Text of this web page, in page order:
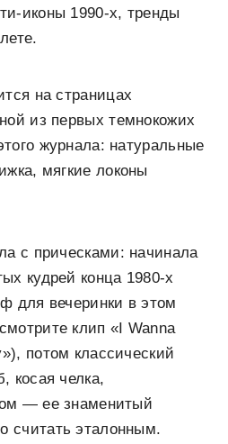
иконы 1990-х, тренды
на страницах
из первых темнокожих
журнала: натуральные
мягкие локоны
с прическами: начинала
кудрей конца 1980-х
для вечеринки в этом
клип «I Wanna
потом классический
косая челка,
— ее знаменитый
считать эталонным.